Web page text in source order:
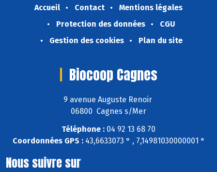
Accueil Contact
Mentions légales
Protection des données
CGU
Gestion des cookies
Plan du site
Biocoop Cagnes
9 avenue Auguste Renoir
06800 Cagnes s/Mer
Téléphone : 04 92 13 68 70
Coordonnées GPS :43,6633073 ° , 7,14981030000001 °
Nous suivre sur